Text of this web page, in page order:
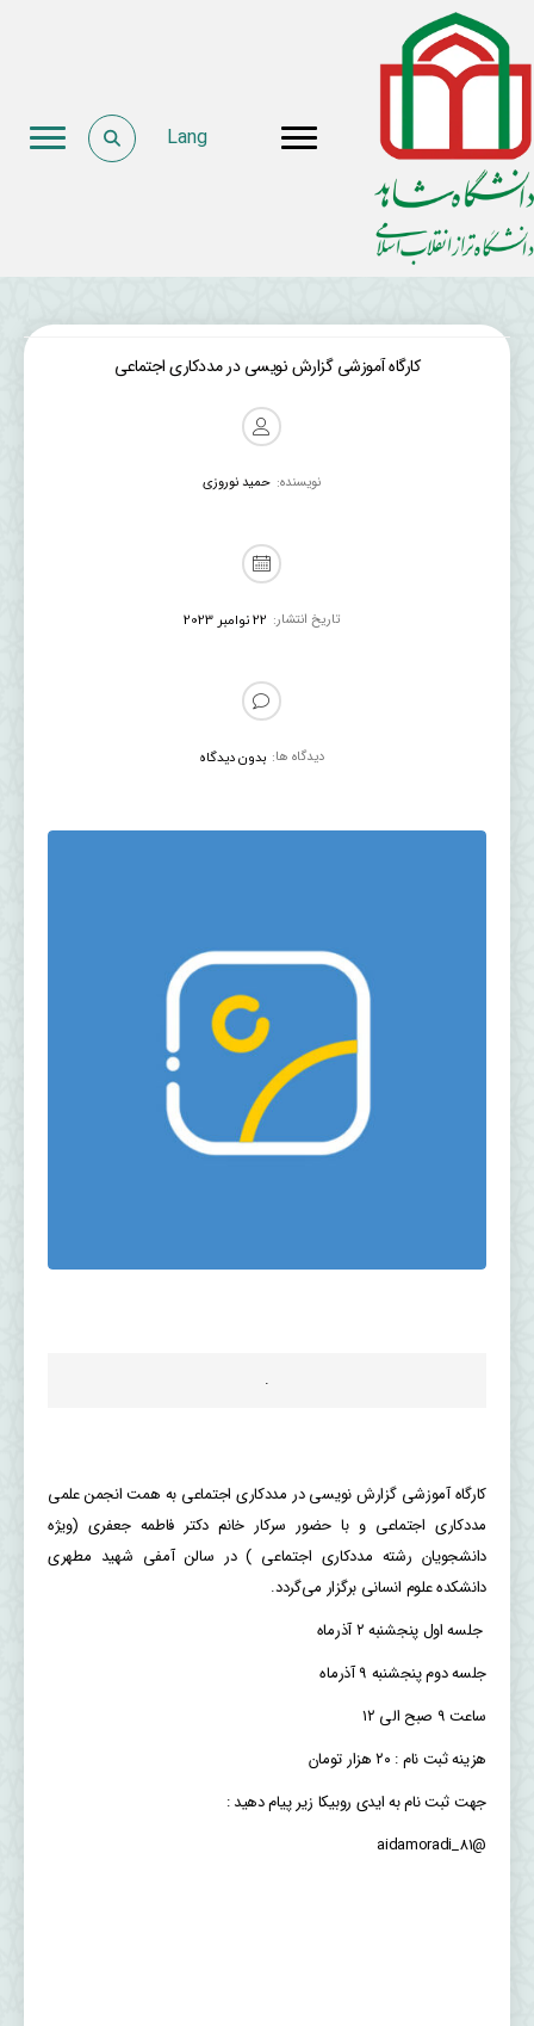
Lang
کارگاه آموزشی گزارش نویسی در مددکاری اجتماعی
نویسنده: حمید نوروزی
تاریخ انتشار: 22 نوامبر 2023
دیدگاه ها: بدون دیدگاه
.
کارگاه آموزشی گزارش نویسی در مددکاری اجتماعی به همت انجمن علمی
مددکاری اجتماعی و با حضور سرکار خانم دکتر فاطمه جعفری (ویژه
دانشجویان رشته مددکاری اجتماعی ) در سالن آمفی شهید مطهری
دانشکده علوم انسانی برگزار می‌گردد.
جلسه اول پنجشنبه ۲ آذرماه
جلسه دوم پنجشنبه ۹ آذرماه
ساعت ۹ صبح الی ۱۲
هزینه ثبت نام : ۲۰ هزار تومان
جهت ثبت نام به ایدی روبیکا زیر پیام دهید :
@aidamoradi_81